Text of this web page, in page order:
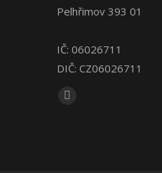
Pelhřimov 393 01
IČ: 06026711
DIČ: CZ06026711
Find us on:
Facebook